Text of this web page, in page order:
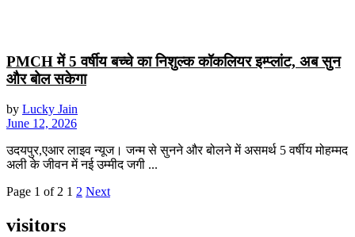
PMCH में 5 वर्षीय बच्चे का निशुल्क कॉकलियर इम्प्लांट, अब सुन
और बोल सकेगा
by Lucky Jain
June 12, 2026
उदयपुर,एआर लाइव न्यूज। जन्म से सुनने और बोलने में असमर्थ 5 वर्षीय मोहम्मद
अली के जीवन में नई उम्मीद जगी ...
Page 1 of 2 1 2 Next
visitors